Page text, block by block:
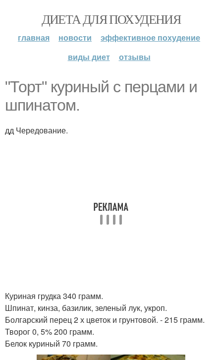
ДИЕТА ДЛЯ ПОХУДЕНИЯ
главная новости
эффективное похудение
виды диет
отзывы
"Торт" куриный с перцами и
шпинатом.
дд Чередование.
Куриная грудка 340 грамм.
Шпинат, кинза, базилик, зеленый лук, укроп.
Болгарский перец 2 х цветок и грунтовой. - 215 грамм.
Творог 0, 5% 200 грамм.
Белок куриный 70 грамм.